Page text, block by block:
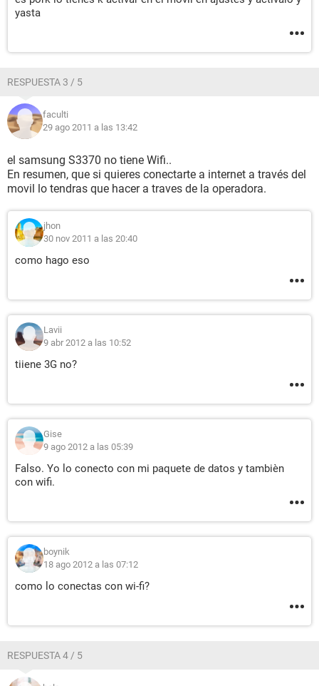
yasta
RESPUESTA 3 / 5
faculti
29 ago 2011 a las 13:42
el samsung S3370 no tiene Wifi..
En resumen, que si quieres conectarte a internet a través del
movil lo tendras que hacer a traves de la operadora.
jhon
30 nov 2011 a las 20:40
como hago eso
Lavii
9 abr 2012 a las 10:52
tiiene 3G no?
Gise
9 ago 2012 a las 05:39
Falso. Yo lo conecto con mi paquete de datos y tambièn
con wifi.
boynik
18 ago 2012 a las 07:12
como lo conectas con wi-fi?
RESPUESTA 4 / 5